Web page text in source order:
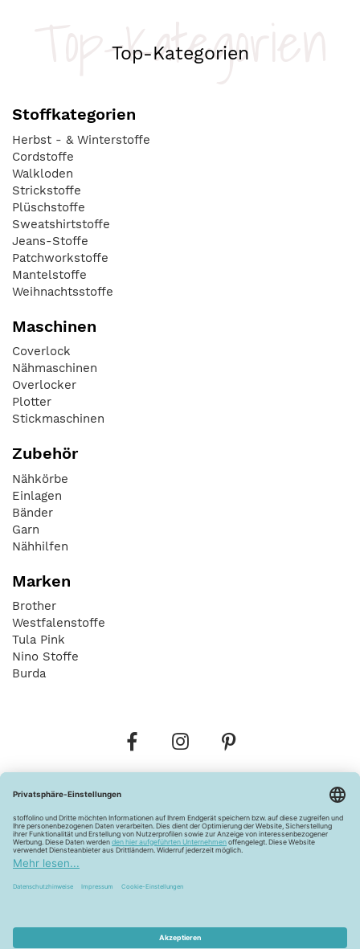
Top-Kategorien
Top-Kategorien
Stoffkategorien
Herbst - & Winterstoffe
Cordstoffe
Walkloden
Strickstoffe
Plüschstoffe
Sweatshirtstoffe
Jeans-Stoffe
Patchworkstoffe
Mantelstoffe
Weihnachtsstoffe
Maschinen
Coverlock
Nähmaschinen
Overlocker
Plotter
Stickmaschinen
Zubehör
Nähkörbe
Einlagen
Bänder
Garn
Nähhilfen
Marken
Brother
Westfalenstoffe
Tula Pink
Nino Stoffe
Burda
Widerrufsbelehrung Vertrag widerrufen
Barrierefreiheitserklärung
Pflegehinweise